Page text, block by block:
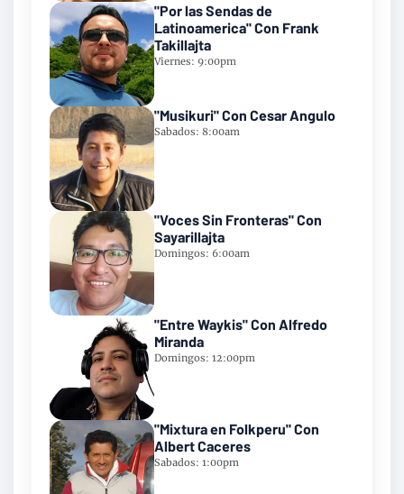
"Por las Sendas de
Latinoamerica" Con Frank
Takillajta
Viernes: 9:00pm
"Musikuri" Con Cesar Angulo
Sabados: 8:00am
"Voces Sin Fronteras" Con
Sayarillajta
Domingos: 6:00am
"Entre Waykis" Con Alfredo
Miranda
Domingos: 12:00pm
"Mixtura en Folkperu" Con
Albert Caceres
Sabados: 1:00pm